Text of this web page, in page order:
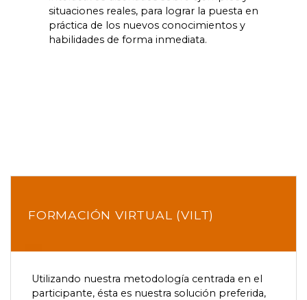
situaciones reales, para lograr la puesta en
práctica de los nuevos conocimientos y
habilidades de forma inmediata.
FORMACIÓN VIRTUAL (VILT)
Utilizando nuestra metodología centrada en el
participante, ésta es nuestra solución preferida,